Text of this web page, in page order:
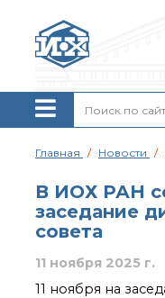
Жизнь и выдающиеся
моменты научной
деятельности
Н. Д. Зелинского
История ИОХ РАН
Администрация
Научные школы
Подразделения
института
РАН
Диссертационные
Главная Новости
В ИОХ РАН
заседание
совета
11 ноября 2025 г.
11 ноября на